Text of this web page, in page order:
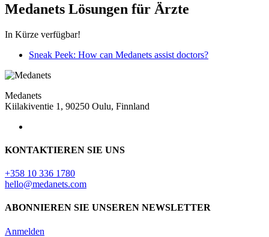
Medanets Lösungen für Ärzte
In Kürze verfügbar!
Sneak Peek: How can Medanets assist doctors?
Medanets
Kiilakiventie 1, 90250 Oulu, Finnland
KONTAKTIEREN SIE UNS
+358 10 336 1780
hello@medanets.com
ABONNIEREN SIE UNSEREN NEWSLETTER
Anmelden